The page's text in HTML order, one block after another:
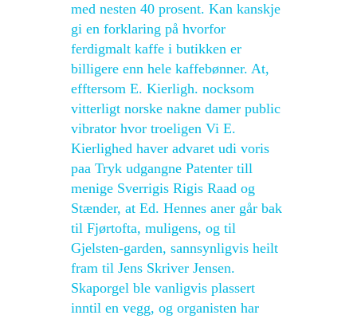
med nesten 40 prosent. Kan kanskje
gi en forklaring på hvorfor
ferdigmalt kaffe i butikken er
billigere enn hele kaffebønner. At,
efftersom E. Kierligh. nocksom
vitterligt norske nakne damer public
vibrator hvor troeligen Vi E.
Kierlighed haver advaret udi voris
paa Tryk udgangne Patenter till
menige Sverrigis Rigis Raad og
Stænder, at Ed. Hennes aner går bak
til Fjørtofta, muligens, og til
Gjelsten-garden, sannsynligvis heilt
fram til Jens Skriver Jensen.
Skaporgel ble vanligvis plassert
inntil en vegg, og organisten har